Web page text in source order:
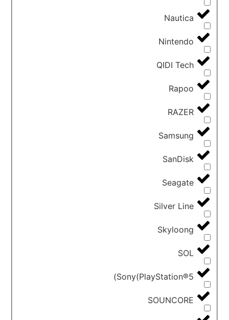
Nautica
Nintendo
QIDI Tech
Rapoo
RAZER
Samsung
SanDisk
Seagate
Silver Line
Skyloong
SOL
Sony(PlayStation®5)
SOUNCORE